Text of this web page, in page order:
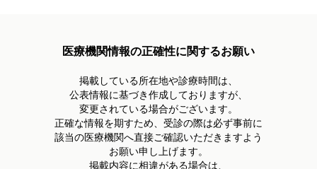
医療機関情報の正確性に関するお願い
掲載している所在地や診療時間は、
公表情報に基づき作成しておりますが、
変更されている場合がございます。
正確な情報を期すため、受診の際は必ず事前に
該当の医療機関へ直接ご確認いただきますよう
お願い申し上げます。
掲載内容に相違がある場合は、